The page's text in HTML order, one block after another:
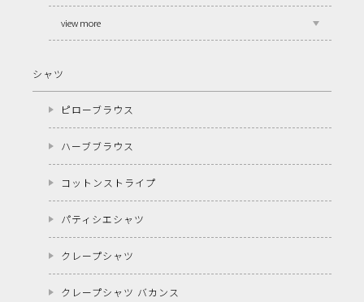
view more
シャツ
ピローブラウス
ハーブブラウス
コットンストライプ
パティシエシャツ
クレープシャツ
クレープシャツ バカンス